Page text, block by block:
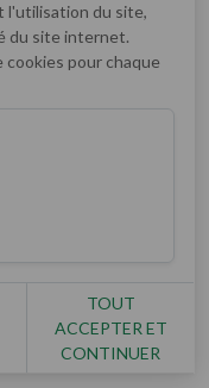
casting pour artistes
l'utilisation du site,
du site internet.
pour chaque
TOUT
ACCEPTER ET
CONTINUER